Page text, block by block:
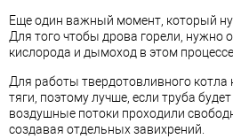
Еще один важный момент, который
Для того чтобы дрова горели, нужно
кислорода и дымоход в этом
Для работы твердотовливного
тяги, поэтому лучше, если труба
воздушные потоки проходили
создавая отдельных завихрений.